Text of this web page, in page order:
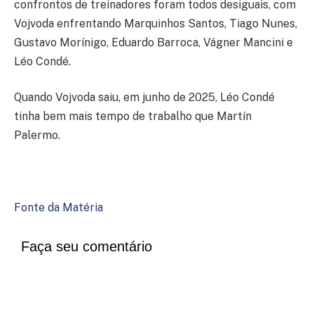
confrontos de treinadores foram todos desiguais, com
Vojvoda enfrentando Marquinhos Santos, Tiago Nunes,
Gustavo Morínigo, Eduardo Barroca, Vágner Mancini e
Léo Condé.
Quando Vojvoda saiu, em junho de 2025, Léo Condé
tinha bem mais tempo de trabalho que Martín
Palermo.
Fonte da Matéria
Faça seu comentário